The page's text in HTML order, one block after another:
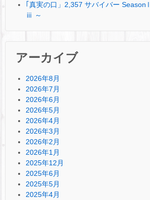
｢真実の口」2,357 サバイバー
ⅲ ～
アーカイブ
2026年8月
2026年7月
2026年6月
2026年5月
2026年4月
2026年3月
2026年2月
2026年1月
2025年12月
2025年6月
2025年5月
2025年4月